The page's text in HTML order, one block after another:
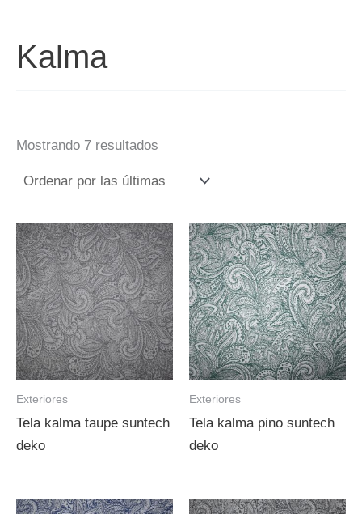
Kalma
Mostrando 7 resultados
Exteriores
Tela kalma taupe suntech
deko
Exteriores
Tela kalma pino suntech
deko